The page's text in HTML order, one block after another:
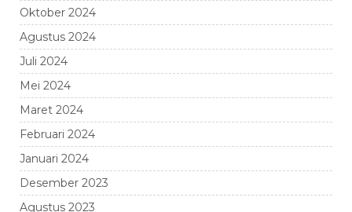
Oktober 2024
Agustus 2024
Juli 2024
Mei 2024
Maret 2024
Februari 2024
Januari 2024
Desember 2023
Agustus 2023